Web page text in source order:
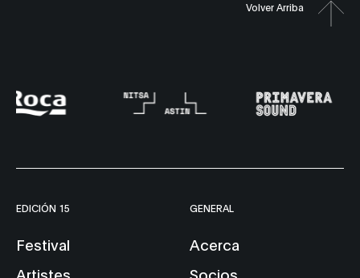
Volver Arriba
EDICIÓN 15
Festival
Artistes
GENERAL
Acerca
Socios